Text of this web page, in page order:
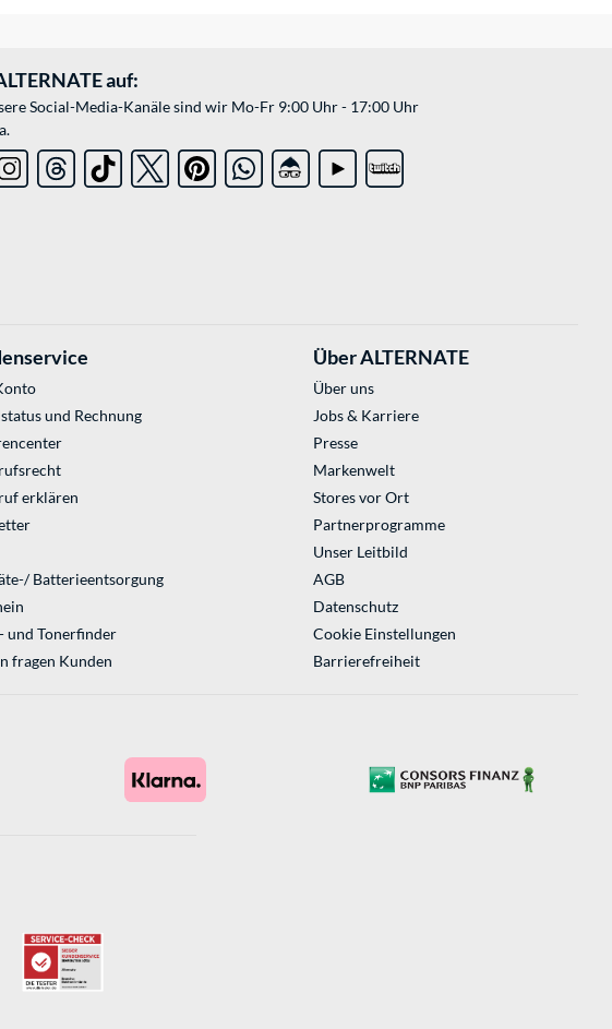
auf:
Social-Media-Kanäle sind wir Mo-Fr 9:00 Uhr - 17:00 Uhr
und Rechnung
erklären
Batterieentsorgung
und Tonerfinder
fragen Kunden
Über ALTERNATE
Über uns
Jobs & Karriere
Presse
Markenwelt
Stores vor Ort
Partnerprogramme
Unser Leitbild
AGB
Datenschutz
Cookie Einstellungen
Barrierefreiheit